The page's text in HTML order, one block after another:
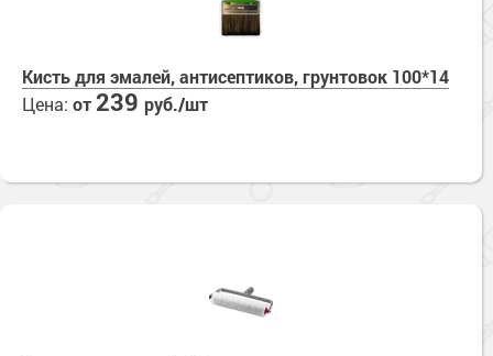
Кисть для эмалей, антисептиков, грунтовок 100*14
Цена: от239 руб./шт